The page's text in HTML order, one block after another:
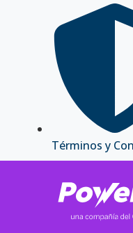
Términos y